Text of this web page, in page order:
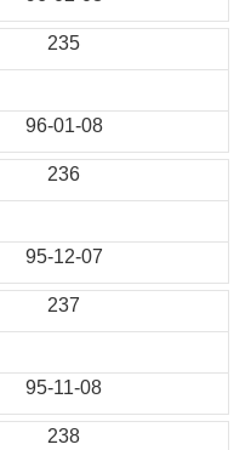
235
96-01-08
236
95-12-07
237
95-11-08
238